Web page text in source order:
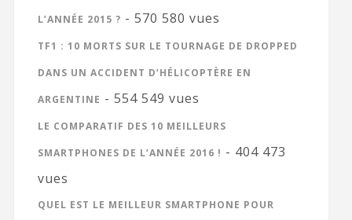
L’ANNÉE 2015 ? - 570 580 vues
TF1 : 10 MORTS SUR LE TOURNAGE DE DROPPED
DANS UN ACCIDENT D’HÉLICOPTÈRE EN
ARGENTINE - 554 549 vues
LE COMPARATIF DES 10 MEILLEURS
SMARTPHONES DE L’ANNÉE 2016 ! - 404 473
vues
QUEL EST LE MEILLEUR SMARTPHONE POUR